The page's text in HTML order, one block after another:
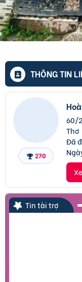
THÔNG TIN
270
60/
Thơ
Đã
Tin tài trợ